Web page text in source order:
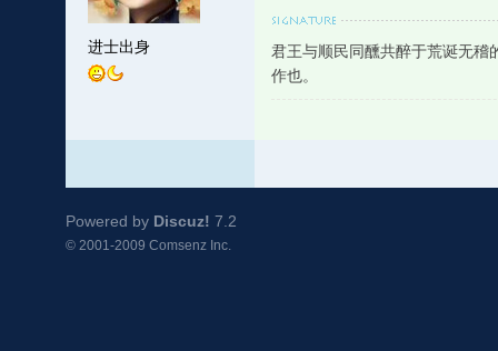
进士出身
君王与顺民同醺共醉于荒诞无稽
作也。
Powered by Discuz! 7.2
© 2001-2009 Comsenz Inc.